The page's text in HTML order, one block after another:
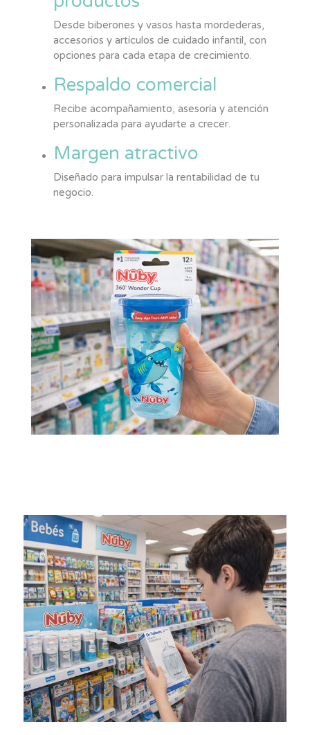
Desde biberones y vasos hasta mordederas,
accesorios y artículos de cuidado infantil, con
opciones para cada etapa de crecimiento.
Respaldo comercial
Recibe acompañamiento, asesoría y atención
personalizada para ayudarte a crecer.
Margen atractivo
Diseñado para impulsar la rentabilidad de tu
negocio.